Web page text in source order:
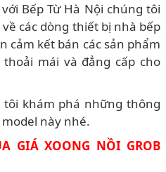
Bếp Từ Hà Nội chúng tôi
các dòng thiết bị nhà bếp
cảm kết bán các sản phẩm
mái và đẳng cấp cho
tôi khám phá những thông
này nhé.
GIÁ XOONG NỒI GROB